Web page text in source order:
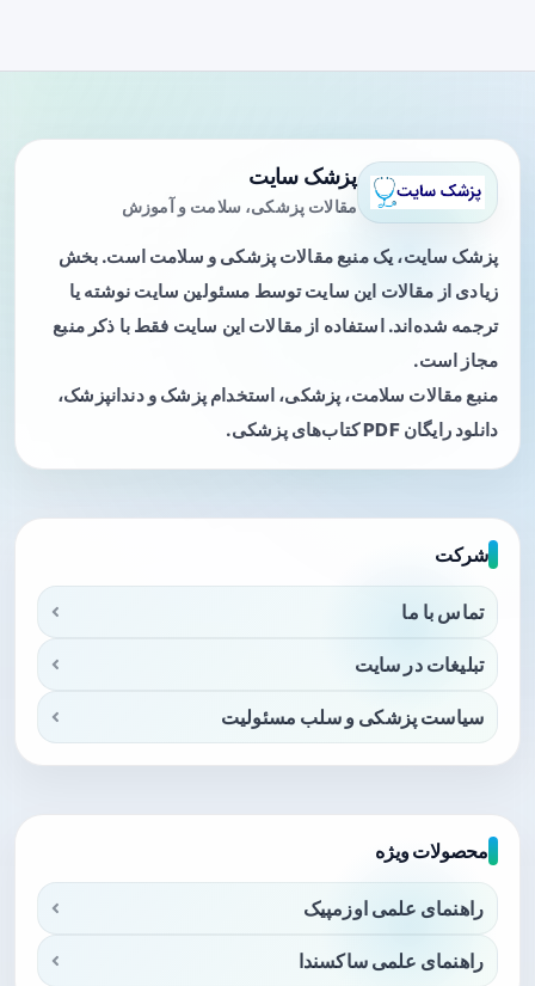
پزشک سایت
مقالات پزشکی، سلامت و آموزش
پزشک سایت، یک منبع مقالات پزشکی و سلامت است. بخش
زیادی از مقالات این سایت توسط مسئولین سایت نوشته یا
ترجمه شده‌اند. استفاده از مقالات این سایت فقط با ذکر منبع
مجاز است.
منبع مقالات سلامت، پزشکی، استخدام پزشک و دندانپزشک،
دانلود رایگان PDF کتاب‌های پزشکی.
شرکت
تماس با ما
تبلیغات در سایت
سیاست پزشکی و سلب مسئولیت
محصولات ویژه
راهنمای علمی اوزمپیک
راهنمای علمی ساکسندا